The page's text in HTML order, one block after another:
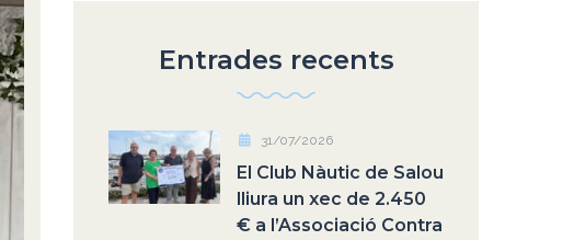
Entrades recents
31/07/2026
El Club Nàutic de Salou
lliura un xec de 2.450
€ a l’Associació Contra